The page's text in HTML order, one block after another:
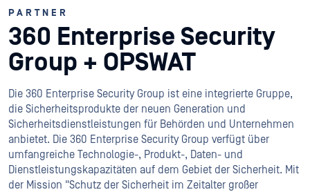
PARTNER
360 Enterprise Security
Group + OPSWAT
Die 360 Enterprise Security Group ist eine integrierte Gruppe,
die Sicherheitsprodukte der neuen Generation und
Sicherheitsdienstleistungen für Behörden und Unternehmen
anbietet. Die 360 Enterprise Security Group verfügt über
umfangreiche Technologie-, Produkt-, Daten- und
Dienstleistungskapazitäten auf dem Gebiet der Sicherheit. Mit
der Mission "Schutz der Sicherheit im Zeitalter großer